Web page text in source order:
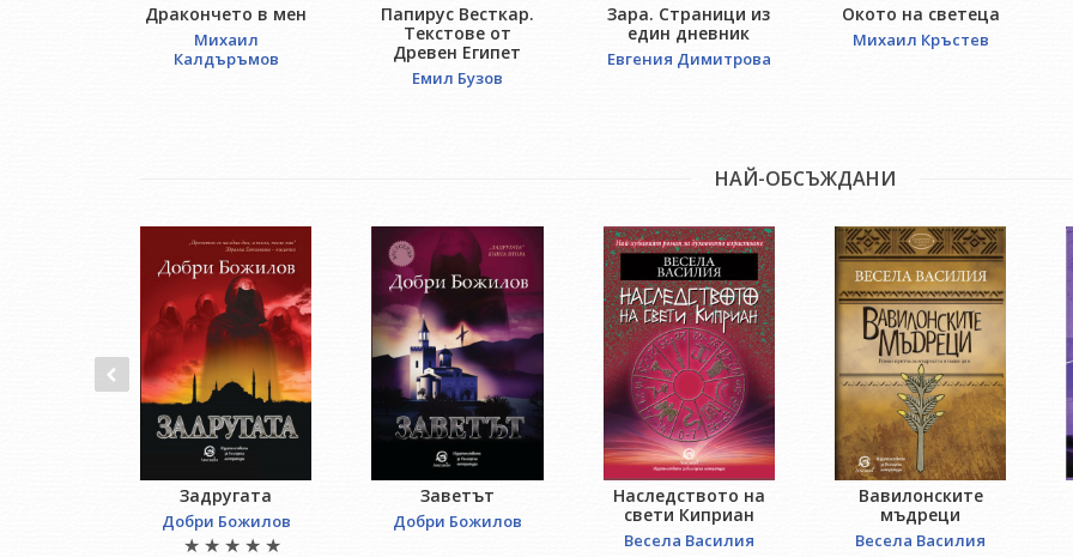
Дракончето в мен
Михаил
Калдъръмов
Папирус Весткар.
Текстове от
Древен Египет
Емил Бузов
Зара. Страници из
един дневник
Евгения Димитрова
Окото на светеца
Михаил Кръстев
НАЙ-ОБСЪЖДАНИ
Задругата
Добри Божилов
Заветът
Добри Божилов
Наследството на
свети Киприан
Весела Василия
Вавилонските
мъдреци
Весела Василия